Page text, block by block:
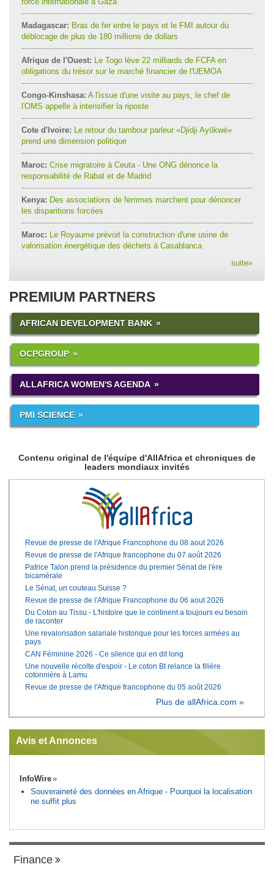
Madagascar: Bras de fer entre le pays et le FMI autour du
déblocage de plus de 180 millions de dollars
Afrique de l'Ouest: Le Togo lève 22 milliards de FCFA en
obligations du trésor sur le marché financier de l'UEMOA
Congo-Kinshasa: A l'issue d'une visite au pays, le chef de
l'OMS appelle à intensifier la riposte
Cote d'Ivoire: Le retour du tambour parleur «Djidji Ayôkwé»
prend une dimension politique
Maroc: Crise migratoire à Ceuta - Une ONG dénonce la
responsabilité de Rabat et de Madrid
Kenya: Des associations de femmes marchent pour dénoncer
les disparitions forcées
Maroc: Le Royaume prévoit la construction d'une usine de
valorisation énergétique des déchets à Casablanca
suite»
PREMIUM PARTNERS
AFRICAN DEVELOPMENT BANK
OCPGROUP
ALLAFRICA WOMEN'S AGENDA
PMI SCIENCE
Contenu original de l'équipe d'AllAfrica et chroniques de
leaders mondiaux invités
Revue de presse de l'Afrique Francophone du 08 aout 2026
Revue de presse de l'Afrique francophone du 07 août 2026
Patrice Talon prend la présidence du premier Sénat de l'ère
bicamérale
Le Sénat, un couteau Suisse ?
Revue de presse de l'Afrique Francophone du 06 aout 2026
Du Coton au Tissu - L'histoire que le continent a toujours eu besoin
de raconter
Une revalorisation salariale historique pour les forces armées au
pays
CAN Féminine 2026 - Ce silence qui en dit long
Une nouvelle récolte d'espoir - Le coton Bt relance la filière
cotonnière à Lamu
Revue de presse de l'Afrique francophone du 05 août 2026
Plus de allAfrica.com »
Avis et Annonces
InfoWire
Souveraineté des données en Afrique - Pourquoi la localisation
ne suffit plus
Finance